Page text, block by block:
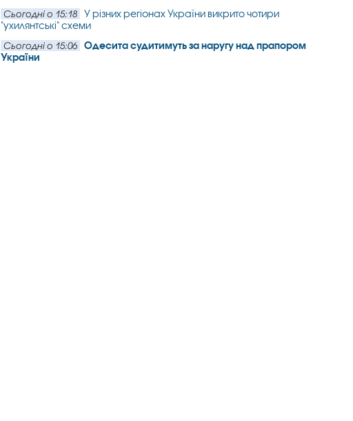
Сьогодні о 15:18
У різних регіонах України викрито чотири
"ухилянтські" схеми
Сьогодні о 15:06
Одесита судитимуть за наругу над прапором
України